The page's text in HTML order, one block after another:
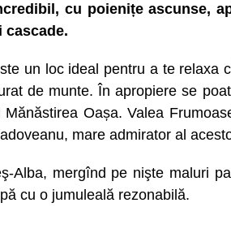
cu poienițe ascunse,
cascade.
un loc ideal pentru a te relaxa
de munte. În apropiere se
Mănăstirea Oașa. Valea
mare admirator al
Alba, mergînd pe nişte maluri
cu o jumuleală rezonabilă.